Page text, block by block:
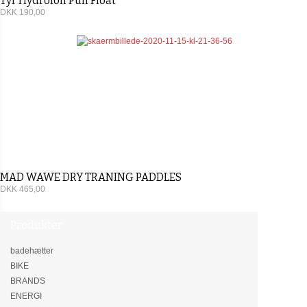
DKK 190,00
MAD WAWE DRY TRANING PADDLES
DKK 465,00
badehætter
BIKE
BRANDS
ENERGI